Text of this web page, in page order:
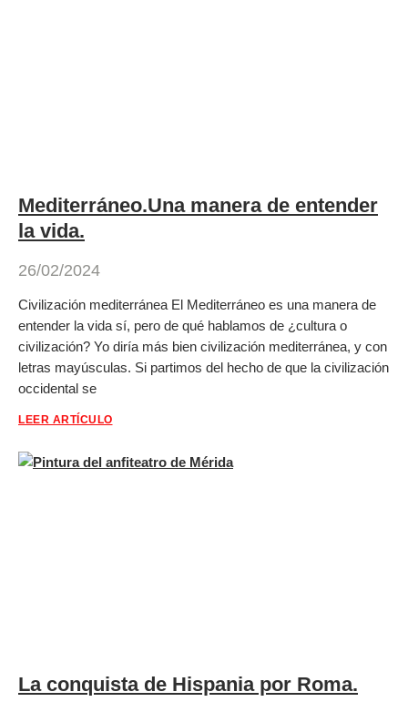
Mediterráneo.Una manera de entender
la vida.
26/02/2024
Civilización mediterránea El Mediterráneo es una manera de
entender la vida sí, pero de qué hablamos de ¿cultura o
civilización? Yo diría más bien civilización mediterránea, y con
letras mayúsculas. Si partimos del hecho de que la civilización
occidental se
LEER ARTÍCULO
La conquista de Hispania por Roma.